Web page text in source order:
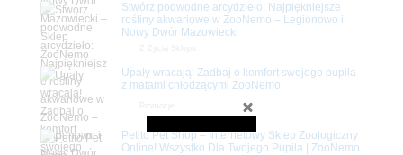
Stwórz podwodne arcydzieło: Najpiękniejsze
rośliny akwariowe w ZooNemo – Legionowo i
Nowy Dwór Mazowiecki
Upały wracają! Zadbaj o komfort swojego pupila
z matami chłodzącymi ZooNemo
Petito Pet Shop – Internetowy Sklep Zoologiczny
Online! Wszystko Dla Twojego Pupila | ZooNemo